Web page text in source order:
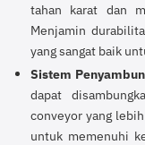
tahan karat dan
Menjamin
yang sangat baik
Sistem
dapat
conveyor yang
untuk memenuhi